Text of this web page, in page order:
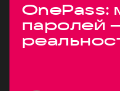
OnePass:
паролей